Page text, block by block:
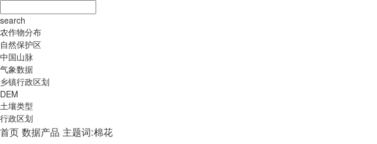
search
农作物分布
自然保护区
中国山脉
气象数据
乡镇行政区划
DEM
土壤类型
行政区划
首页 数据产品 主题词:棉花